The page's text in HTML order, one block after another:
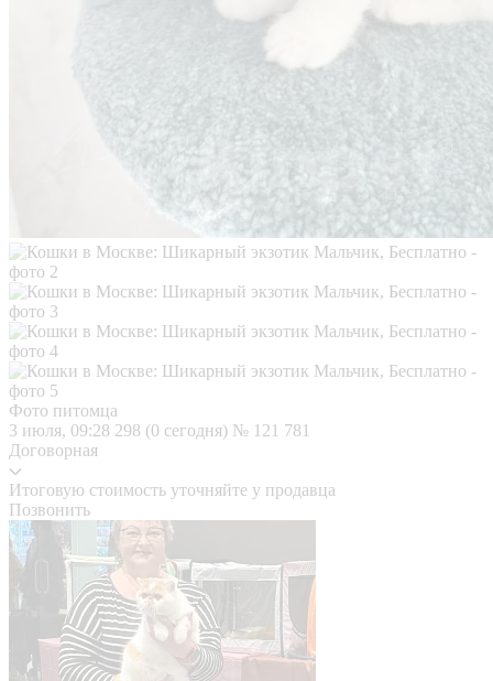
Фото питомца
3 июля, 09:28 298 (0 сегодня) № 121 781
Договорная
Итоговую стоимость уточняйте у продавца
Позвонить